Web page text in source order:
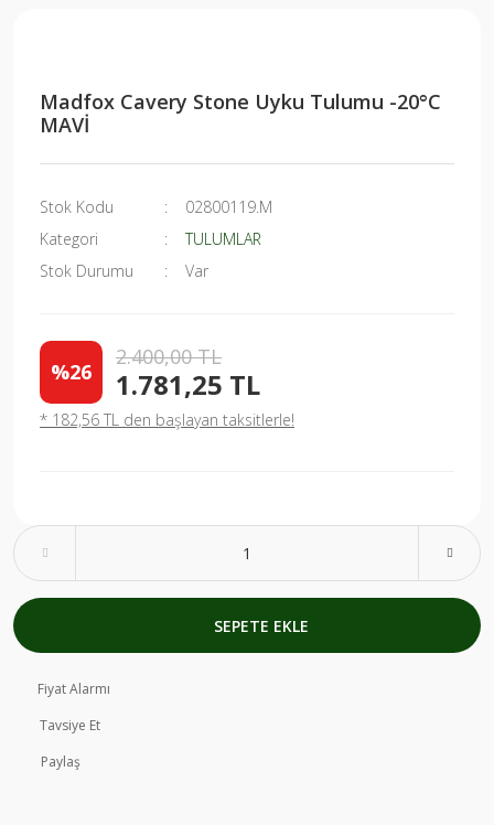
Madfox Cavery Stone Uyku Tulumu -20°C
MAVİ
Stok Kodu
02800119.M
Kategori
TULUMLAR
Stok Durumu
Var
%26
2.400,00 TL
1.781,25 TL
* 182,56 TL den başlayan taksitlerle!
SEPETE EKLE
Fiyat Alarmı
Tavsiye Et
Paylaş